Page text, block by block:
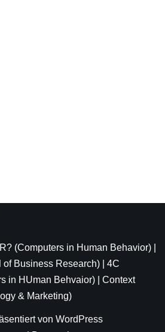
(Computers in Human Behavior) |
of Business Research) | 4C
in HUman Behvaior) | Context
& Marketing)
von WordPress